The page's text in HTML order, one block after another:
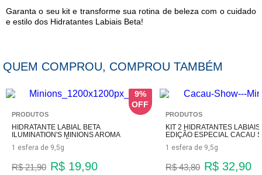
Garanta o seu kit e transforme sua rotina de beleza com o cuidado
e estilo dos Hidratantes Labiais Beta!
QUEM COMPROU, COMPROU TAMBÉM
9%
PRODUTOS
HIDRATANTE LABIAL BETA
ILUMINATION'S MINIONS AROMA
BANANA – EDIÇÃO LIMITADA FPS 6
1 esfera de 9,5g
R$ 21,90 R$ 19,90
PRODUTOS
KIT 2 HIDRATANTES LABIAIS
EDIÇÃO ESPECIAL CACAU
MINIONS (FPS 6)
1 esfera de 9,5g
R$ 43,80 R$ 32,90